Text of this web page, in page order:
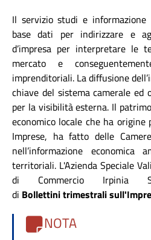
Il servizio studi e informazione
base dati per indirizzare e
d’impresa per interpretare le
mercato e
imprenditoriali. La diffusione
chiave del sistema camerale ed
per la visibilità esterna. Il
economico locale che ha
Imprese, ha fatto delle
nell’informazione
territoriali. L'Azienda Speciale
di Commercio Irpinia
di Bollettini trimestrali
NOTA